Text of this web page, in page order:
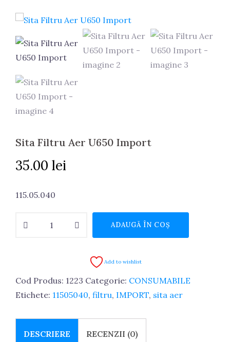
Sita Filtru Aer U650 Import
35.00 lei
115.05.040
U650
Import
ADAUGĂ ÎN COȘ
Add to wishlist
Cod Produs: 1223 Categorie: CONSUMABILE
Etichete: 11505040, filtru, IMPORT, sita aer
DESCRIERE RECENZII (0)